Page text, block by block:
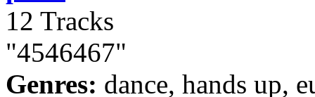
12 Tracks
"4546467"
Genres: dance, hands up,